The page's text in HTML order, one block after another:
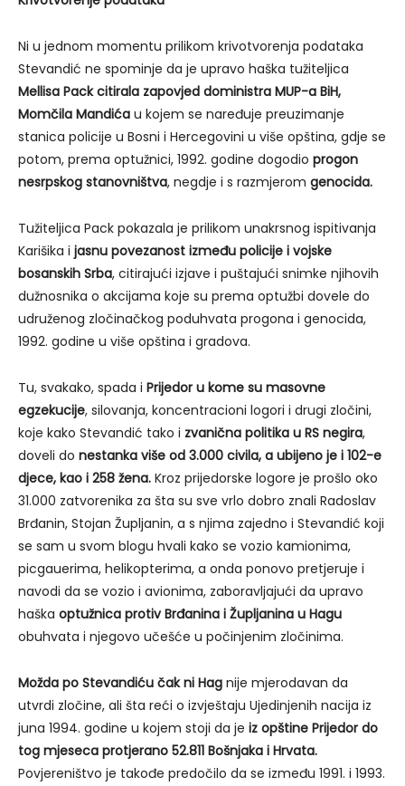
Ni u jednom momentu prilikom krivotvorenja podataka
Stevandić ne spominje da je upravo haška tužiteljica
Mellisa Pack citirala zapovjed doministra MUP-a BiH,
Momčila Mandića u kojem se naređuje preuzimanje
stanica policije u Bosni i Hercegovini u više opština, gdje se
potom, prema optužnici, 1992. godine dogodio progon
nesrpskog stanovništva, negdje i s razmjerom genocida.
Tužiteljica Pack pokazala je prilikom unakrsnog ispitivanja
Karišika i jasnu povezanost između policije i vojske
bosanskih Srba, citirajući izjave i puštajući snimke njihovih
dužnosnika o akcijama koje su prema optužbi dovele do
udruženog zločinačkog poduhvata progona i genocida,
1992. godine u više opština i gradova.
Tu, svakako, spada i Prijedor u kome su masovne
egzekucije, silovanja, koncentracioni logori i drugi zločini,
koje kako Stevandić tako i zvanična politika u RS negira,
doveli do nestanka više od 3.000 civila, a ubijeno je i 102-e
djece, kao i 258 žena. Kroz prijedorske logore je prošlo oko
31.000 zatvorenika za šta su sve vrlo dobro znali Radoslav
Brđanin, Stojan Župljanin, a s njima zajedno i Stevandić koji
se sam u svom blogu hvali kako se vozio kamionima,
picgauerima, helikopterima, a onda ponovo pretjeruje i
navodi da se vozio i avionima, zaboravljajući da upravo
haška optužnica protiv Brđanina i Župljanina u Hagu
obuhvata i njegovo učešće u počinjenim zločinima.
Možda po Stevandiću čak ni Hag nije mjerodavan da
utvrdi zločine, ali šta reći o izvještaju Ujedinjenih nacija iz
juna 1994. godine u kojem stoji da je iz opštine Prijedor do
tog mjeseca protjerano 52.811 Bošnjaka i Hrvata.
Povjereništvo je takođe predočilo da se između 1991. i 1993.